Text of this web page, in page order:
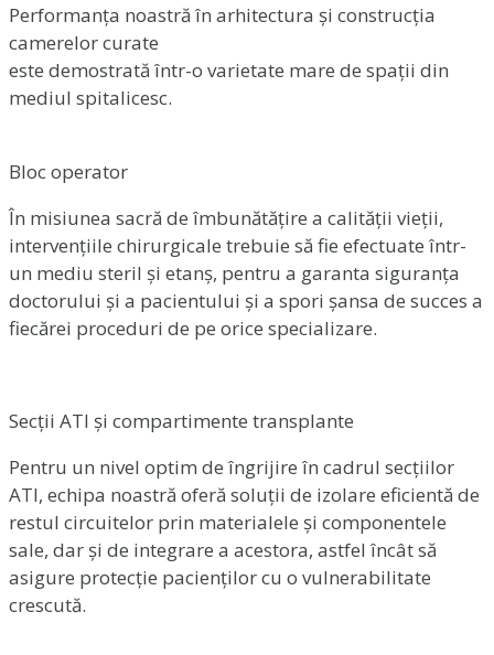
Performanța noastră în arhitectura și construcția
camerelor curate
este demostrată într-o varietate mare de spații din
mediul spitalicesc.
Bloc operator
În misiunea sacră de îmbunătățire a calității vieții,
intervențiile chirurgicale trebuie să fie efectuate într-
un mediu steril și etanș, pentru a garanta siguranța
doctorului și a pacientului și a spori șansa de succes a
fiecărei proceduri de pe orice specializare.
Secții ATI și compartimente transplante
Pentru un nivel optim de îngrijire în cadrul secțiilor
ATI, echipa noastră oferă soluții de izolare eficientă de
restul circuitelor prin materialele și componentele
sale, dar și de integrare a acestora, astfel încât să
asigure protecție pacienților cu o vulnerabilitate
crescută.